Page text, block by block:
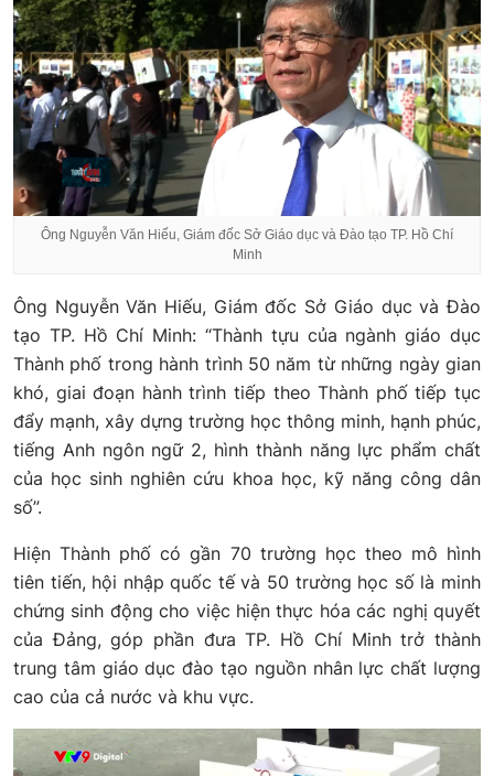
Ông Nguyễn Văn Hiếu, Giám đốc Sở Giáo dục và Đào tạo TP. Hồ Chí
Minh
Ông Nguyễn Văn Hiếu, Giám đốc Sở Giáo dục và Đào
tạo TP. Hồ Chí Minh: “Thành tựu của ngành giáo dục
Thành phố trong hành trình 50 năm từ những ngày gian
khó, giai đoạn hành trình tiếp theo Thành phố tiếp tục
đẩy mạnh, xây dựng trường học thông minh, hạnh phúc,
tiếng Anh ngôn ngữ 2, hình thành năng lực phẩm chất
của học sinh nghiên cứu khoa học, kỹ năng công dân
số”.
Hiện Thành phố có gần 70 trường học theo mô hình
tiên tiến, hội nhập quốc tế và 50 trường học số là minh
chứng sinh động cho việc hiện thực hóa các nghị quyết
của Đảng, góp phần đưa TP. Hồ Chí Minh trở thành
trung tâm giáo dục đào tạo nguồn nhân lực chất lượng
cao của cả nước và khu vực.